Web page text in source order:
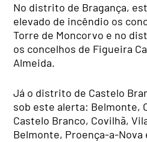
No distrito de Bragança,
elevado de incêndio os
Torre de Moncorvo e no
os concelhos de Figueira
Almeida.
Já o distrito de Castelo
sob este alerta: Belmonte,
Castelo Branco, Covilhã,
Belmonte, Proença-a-Nova